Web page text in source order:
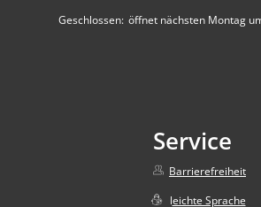
Klicken, um weitere Öffnungs- oder
Geschlossen: öffnet nächsten Montag
Service
Barrierefreiheit
leichte Sprache